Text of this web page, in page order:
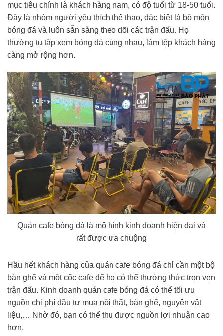
mục tiêu chính là khách hàng nam, có độ tuổi từ 18-50 tuổi.
Đây là nhóm người yêu thích thể thao, đặc biệt là bộ môn
bóng đá và luôn sẵn sàng theo dõi các trận đấu. Họ
thường tụ tập xem bóng đá cùng nhau, làm tệp khách hàng
càng mở rộng hơn.
Quán cafe bóng đá là mô hình kinh doanh hiện đại và
rất được ưa chuộng
Hầu hết khách hàng của quán cafe bóng đá chỉ cần một bộ
bàn ghế và một cốc cafe để họ có thể thưởng thức trọn vẹn
trận đấu. Kinh doanh quán cafe bóng đá có thể tối ưu
nguồn chi phí đầu tư mua nội thất, bàn ghế, nguyên vật
liệu,… Nhờ đó, bạn có thể thu được nguồn lợi nhuận cao
hơn.